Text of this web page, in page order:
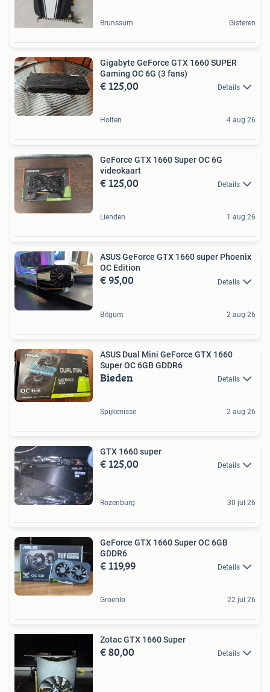
Brunssum Gisteren
Gigabyte GeForce GTX 1660 SUPER
Gaming OC 6G (3 fans)
€ 125,00 Details
Holten 4 aug 26
GeForce GTX 1660 Super OC 6G
videokaart
€ 125,00 Details
Lienden 1 aug 26
ASUS GeForce GTX 1660 super Phoenix
OC Edition
€ 95,00 Details
Bitgum 2 aug 26
ASUS Dual Mini GeForce GTX 1660
Super OC 6GB GDDR6
Bieden Details
Spijkenisse 2 aug 26
GTX 1660 super
€ 125,00 Details
Rozenburg 30 jul 26
GeForce GTX 1660 Super OC 6GB
GDDR6
€ 119,99 Details
Groenlo 22 jul 26
Zotac GTX 1660 Super
€ 80,00 Details